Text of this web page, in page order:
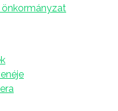
önkormányzat